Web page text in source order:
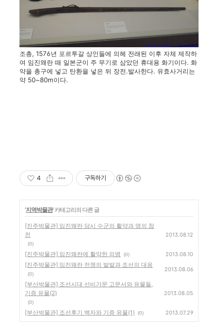
조총, 1576년 포르투갈 상인들에 의헤 전래된 이후 자체 제작하
여 임진왜란 때 일본군이 주 무기로 삼았던 휴대용 화기이다. 화
약을 총구에 넣고 탄환을 넣은 뒤 장전.발사한다. 유효사거리는
약 50~80m이다.
4 구독하기
'지역박물관' 카테고리의 다른 글
[진주박물관] 임진왜란 당시 수군의 활약과 명의 참
전
(0)
2013.08.12
[진주박물관] 임진왜란에 활약한 의병 (0) 2013.08.10
[진주박물관] 임진왜란 전쟁의 발발과 조선의 대응
(0)
2013.08.06
[부산박물관] 조선시대 선비가문 고문서와 유물들,
기증 유물(2)
(0)
2013.08.05
[부산박물관] 조선후기 백자와 기증 유물(1) (0) 2013.07.29